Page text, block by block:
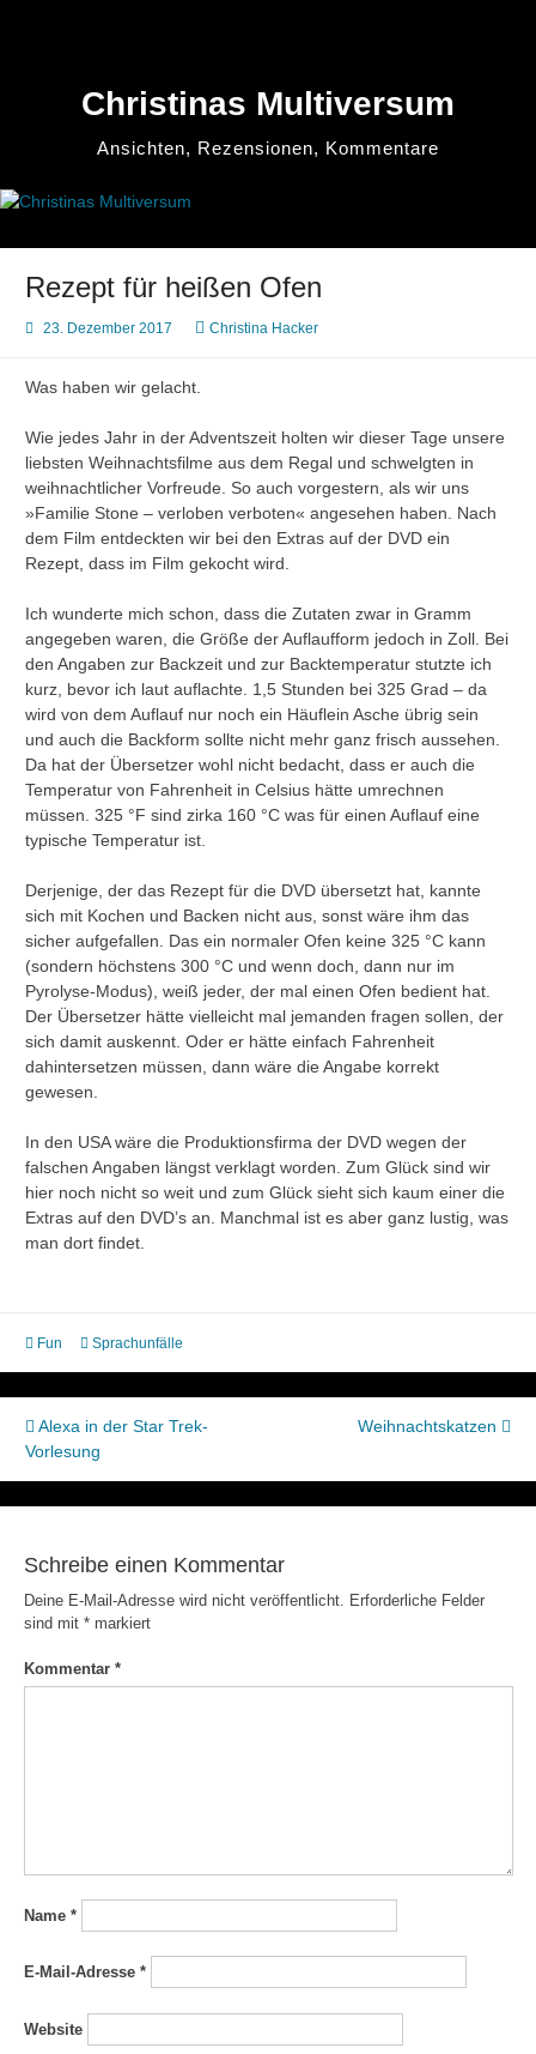
Christinas Multiversum
Ansichten, Rezensionen, Kommentare
Rezept für heißen Ofen
23. Dezember 2017 Christina Hacker
Was haben wir gelacht.
Wie jedes Jahr in der Adventszeit holten wir dieser Tage unsere
liebsten Weihnachtsfilme aus dem Regal und schwelgten in
weihnachtlicher Vorfreude. So auch vorgestern, als wir uns
»Familie Stone – verloben verboten« angesehen haben. Nach
dem Film entdeckten wir bei den Extras auf der DVD ein
Rezept, dass im Film gekocht wird.
Ich wunderte mich schon, dass die Zutaten zwar in Gramm
angegeben waren, die Größe der Auflaufform jedoch in Zoll. Bei
den Angaben zur Backzeit und zur Backtemperatur stutzte ich
kurz, bevor ich laut auflachte. 1,5 Stunden bei 325 Grad – da
wird von dem Auflauf nur noch ein Häuflein Asche übrig sein
und auch die Backform sollte nicht mehr ganz frisch aussehen.
Da hat der Übersetzer wohl nicht bedacht, dass er auch die
Temperatur von Fahrenheit in Celsius hätte umrechnen
müssen. 325 °F sind zirka 160 °C was für einen Auflauf eine
typische Temperatur ist.
Derjenige, der das Rezept für die DVD übersetzt hat, kannte
sich mit Kochen und Backen nicht aus, sonst wäre ihm das
sicher aufgefallen. Das ein normaler Ofen keine 325 °C kann
(sondern höchstens 300 °C und wenn doch, dann nur im
Pyrolyse-Modus), weiß jeder, der mal einen Ofen bedient hat.
Der Übersetzer hätte vielleicht mal jemanden fragen sollen, der
sich damit auskennt. Oder er hätte einfach Fahrenheit
dahintersetzen müssen, dann wäre die Angabe korrekt
gewesen.
In den USA wäre die Produktionsfirma der DVD wegen der
falschen Angaben längst verklagt worden. Zum Glück sind wir
hier noch nicht so weit und zum Glück sieht sich kaum einer die
Extras auf den DVD’s an. Manchmal ist es aber ganz lustig, was
man dort findet.
Fun Sprachunfälle
Beitragsnavigation
Alexa in der Star Trek-
Vorlesung
Weihnachtskatzen
Schreibe einen Kommentar
Deine E-Mail-Adresse wird nicht veröffentlicht.
Erforderliche Felder
sind mit *markiert
Kommentar *
Name *
E-Mail-Adresse *
Website